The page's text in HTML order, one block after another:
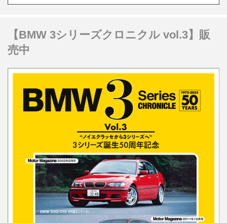
【BMW 3シリーズクロニクル vol.3】販
売中